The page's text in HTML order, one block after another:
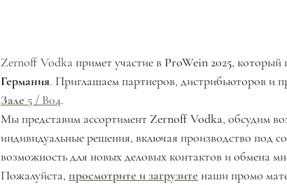
Zernoff Vodka примет участие в ProWein 2025, который
Германия. Приглашаем партнеров, дистрибьюторов и
Зале 5 / B04.
Мы представим ассортимент Zernoff Vodka, обсудим
индивидуальные решения, включая производство под
возможность для новых деловых контактов и обмена
Пожалуйста, просмотрите и загрузите наши промо